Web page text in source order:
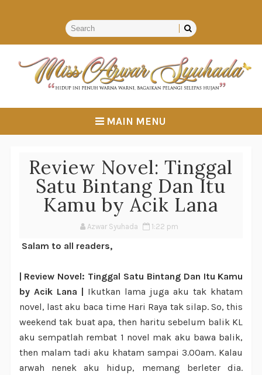
MAIN MENU
Review Novel: Tinggal
Satu Bintang Dan Itu
Kamu by Acik Lana
Azwar Syuhada 1:22 pm
Salam to all readers,
| Review Novel: Tinggal Satu Bintang Dan Itu Kamu
by Acik Lana | Ikutkan lama juga aku tak khatam
novel, last aku baca time Hari Raya tak silap. So, this
weekend tak buat apa, then haritu sebelum balik KL
aku sempatlah rembat 1 novel mak aku bawa balik,
then malam tadi aku khatam sampai 3.00am. Kalau
arwah nenek aku hidup, memang berleter dia.